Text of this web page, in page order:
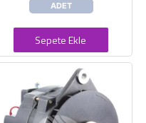
ADET
Sepete Ekle